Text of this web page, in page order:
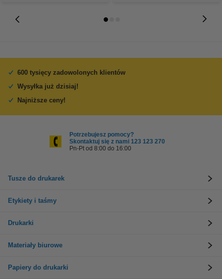
600 tysięcy zadowolonych klientów
Wysyłka już dzisiaj!
Najniższe ceny!
Potrzebujesz pomocy?
Skontaktuj się z nami 123 123 270
Pn-Pt od 8:00 do 16:00
Tusze do drukarek
Etykiety i taśmy
Drukarki
Materiały biurowe
Papiery do drukarki